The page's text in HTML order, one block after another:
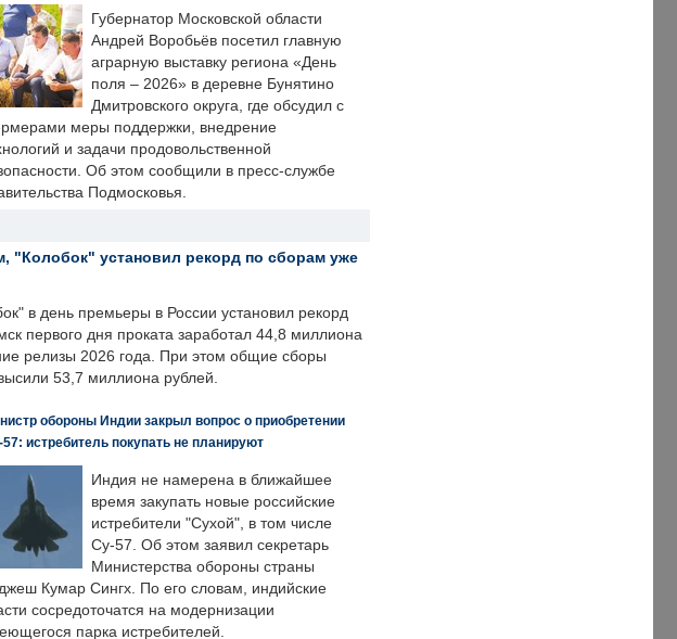
Губернатор Московской области
Андрей Воробьёв посетил главную
аграрную выставку региона «День
поля – 2026» в деревне Бунятино
Дмитровского округа, где обсудил с
меры поддержки, внедрение
и задачи продовольственной
Об этом сообщили в пресс-службе
Подмосковья.
"Колобок" установил рекорд по сборам уже
в день премьеры в России установил рекорд
первого дня проката заработал 44,8 миллиона
релизы 2026 года. При этом общие сборы
53,7 миллиона рублей.
обороны Индии закрыл вопрос о приобретении
истребитель покупать не планируют
Индия не намерена в ближайшее
время закупать новые российские
истребители "Сухой", в том числе
Су-57. Об этом заявил секретарь
Министерства обороны страны
Кумар Сингх. По его словам, индийские
сосредоточатся на модернизации
парка истребителей.